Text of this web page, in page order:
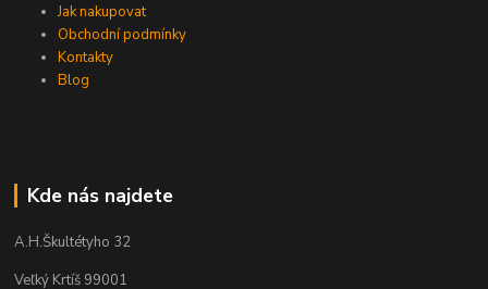
Jak nakupovat
Obchodní podmínky
Kontakty
Blog
Kde nás najdete
A.H.Škultétyho 32
Veľký Krtíš 99001